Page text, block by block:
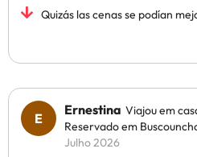
Quizás las cenas se podían
Ernestina Viajou em
Reservado em
Julho 2026